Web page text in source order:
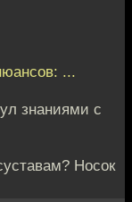
...
знаниями с
Носок